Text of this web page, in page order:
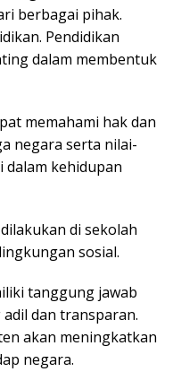
berbagai pihak.
Pendidikan
dalam membentuk
memahami hak dan
negara serta nilai-
kehidupan
di sekolah
sosial.
tanggung jawab
dan transparan.
akan meningkatkan
negara.